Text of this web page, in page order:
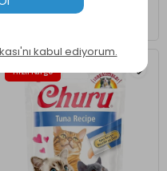
Hızlı Kargo